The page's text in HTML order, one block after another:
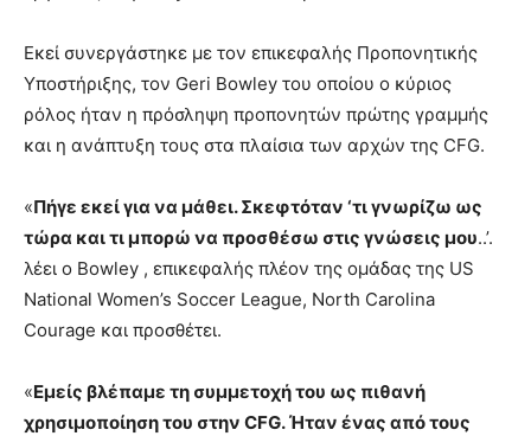
Εκεί συνεργάστηκε με τον επικεφαλής Προπονητικής
Υποστήριξης, τον Geri Bowley του οποίου ο κύριος
ρόλος ήταν η πρόσληψη προπονητών πρώτης γραμμής
και η ανάπτυξη τους στα πλαίσια των αρχών της CFG.
«Πήγε εκεί για να μάθει. Σκεφτόταν ‘τι γνωρίζω ως
τώρα και τι μπορώ να προσθέσω στις γνώσεις μου..’.
λέει ο Bowley , επικεφαλής πλέον της ομάδας της US
National Women’s Soccer League, North Carolina
Courage και προσθέτει.
«Εμείς βλέπαμε τη συμμετοχή του ως πιθανή
χρησιμοποίηση του στην CFG. Ήταν ένας από τους